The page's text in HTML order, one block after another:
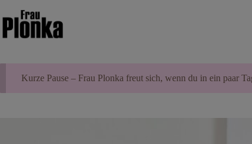
Inhalt
springen
Kurze Pause – Frau Plonka freut sich, wenn du in ein paar